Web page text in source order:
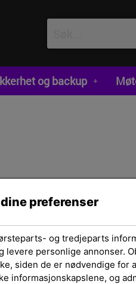
og backup
preferenser
og tredjeparts
levere personlige annonser.
siden de er nødvendige for
informasjonskapslene, og